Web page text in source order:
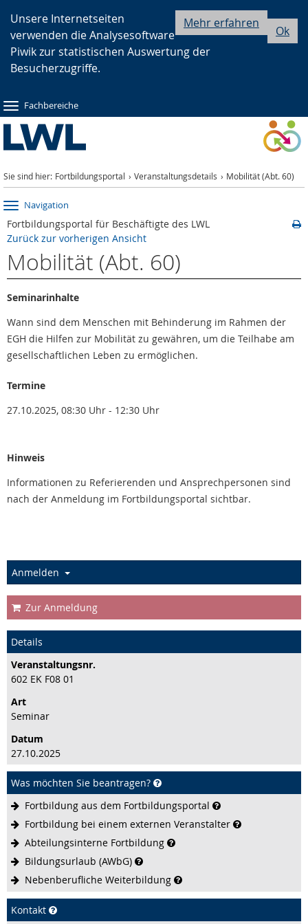
Hauptnavigation
Seitennavigation
Inhalt
Ok
Mehr erfahren
Unsere Internetseiten
verwenden die Analysesoftware
Piwik zur statistischen Auswertung der
Besucherzugriffe.
Fachbereiche
Sie sind hier: Fortbildungsportal Veranstaltungsdetails Mobilität (Abt. 60)
Navigation
Fortbildungsportal für Beschäftigte des LWL
Zurück zur vorherigen Ansicht
Mobilität (Abt. 60)
Seminarinhalte
Wann sind dem Menschen mit Behinderung im Rahmen der
EGH die Hilfen zur Mobilität zu gewähren, um die Teilhabe am
gesellschaftlichen Leben zu ermöglichen.
Termine
27.10.2025, 08:30 Uhr - 12:30 Uhr
Hinweis
Informationen zu Referierenden und Ansprechpersonen sind
nach der Anmeldung im Fortbildungsportal sichtbar.
Anmelden
Zur Anmeldung
Details
Veranstaltungs­nr.
602 EK F08 01
Art
Seminar
Datum
27.10.2025
Was möchten Sie beantragen?
Fortbildung aus dem Fortbildungsportal
Fortbildung bei einem externen Veranstalter
Abteilungsinterne Fortbildung
Bildungsurlaub (AWbG)
Nebenberufliche Weiterbildung
Kontakt